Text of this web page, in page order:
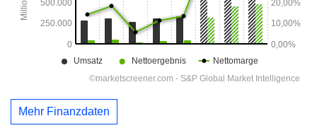
Mehr Finanzdaten